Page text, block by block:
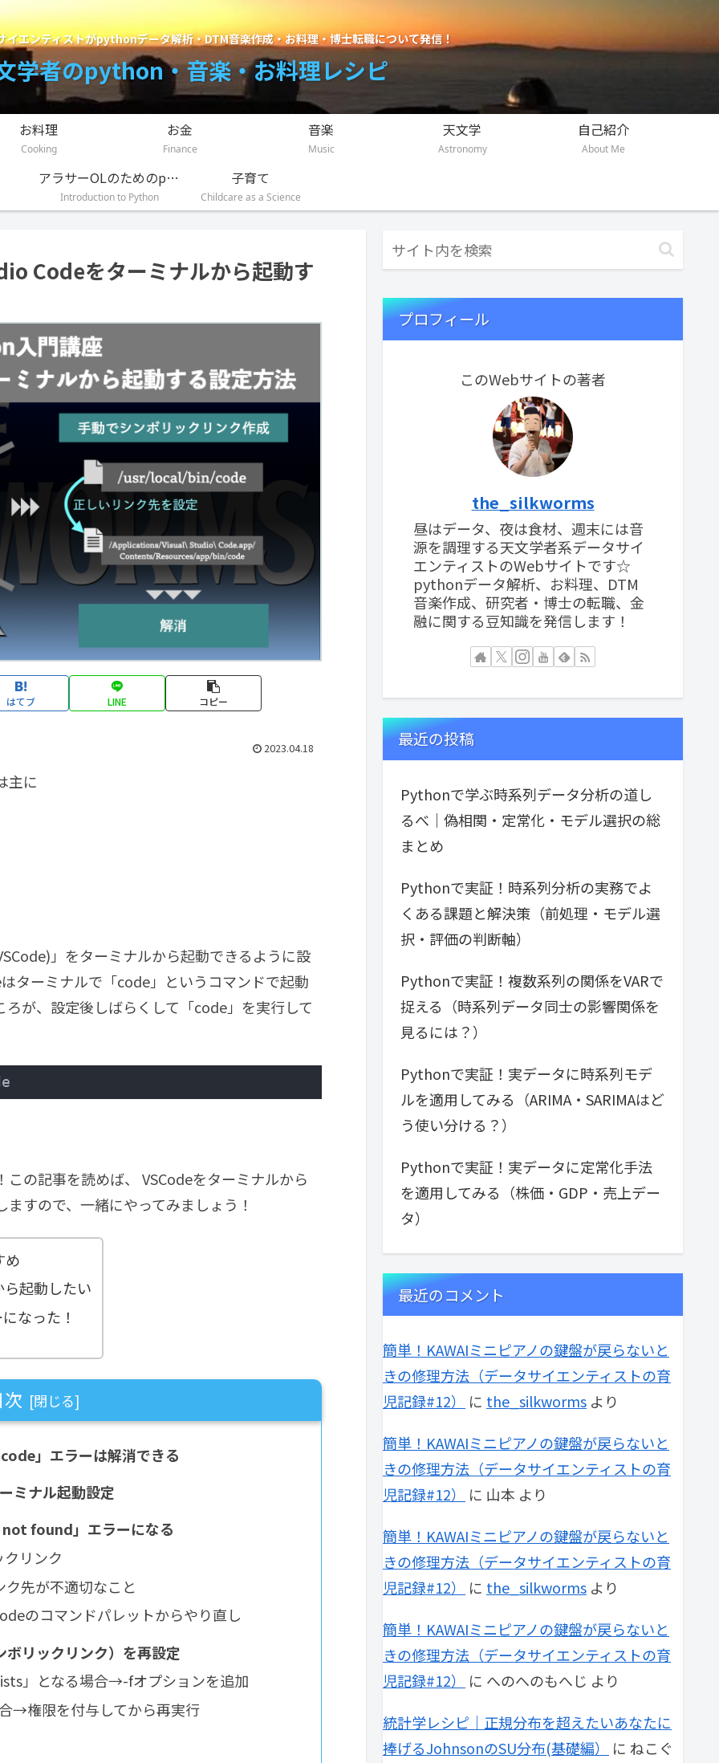
イエンティストがpythonデータ解析・DTM音楽作成・お料理・博士転職について発信！
学者のpython・音楽・お料理レシピ
お料理
Cooking
お金
Finance
音楽
Music
天文学
Astronomy
自己紹介
About Me
アラサーOLのためのpython入門講座
Introduction to Python
子育て
Childcare as a Science
Codeをターミナルから起動す
はてブ LINE コピー
2023.04.18
主に
」をターミナルから起動できるように設
ターミナルで「code」というコマンドで起動
が、設定後しばらくして「code」を実行して
の記事を読めば、 VSCodeをターミナルから
すので、一緒にやってみましょう！
め
起動したい
なった！
」エラーは解消できる
ミナル起動設定
found」エラーになる
リンク
先が不適切なこと
のコマンドパレットからやり直し
リックリンク）を再設定
」となる場合→-fオプションを追加
→権限を付与してから再実行
プロフィール
このWebサイトの著者
the_silkworms
昼はデータ、夜は食材、週末には音
源を調理する天文学者系データサイ
エンティストのWebサイトです☆
pythonデータ解析、お料理、DTM
音楽作成、研究者・博士の転職、金
融に関する豆知識を発信します！
最近の投稿
Pythonで学ぶ時系列データ分析の道し
るべ｜偽相関・定常化・モデル選択の総
まとめ
Pythonで実証！時系列分析の実務でよ
くある課題と解決策（前処理・モデル選
択・評価の判断軸）
Pythonで実証！複数系列の関係をVARで
捉える（時系列データ同士の影響関係を
見るには？）
Pythonで実証！実データに時系列モデ
ルを適用してみる（ARIMA・SARIMAはど
う使い分ける？）
Pythonで実証！実データに定常化手法
を適用してみる（株価・GDP・売上デー
タ）
最近のコメント
簡単！KAWAIミニピアノの鍵盤が戻らないと
きの修理方法（データサイエンティストの育
児記録#12）
に the_silkworms より
簡単！KAWAIミニピアノの鍵盤が戻らないと
きの修理方法（データサイエンティストの育
児記録#12）
に 山本 より
簡単！KAWAIミニピアノの鍵盤が戻らないと
きの修理方法（データサイエンティストの育
児記録#12）
に the_silkworms より
簡単！KAWAIミニピアノの鍵盤が戻らないと
きの修理方法（データサイエンティストの育
児記録#12）
に へのへのもへじ より
統計学レシピ｜正規分布を超えたいあなたに
捧げるJohnsonのSU分布(基礎編）
に ねこぐ